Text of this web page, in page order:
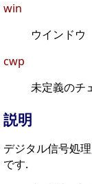
win
ウインドウ
cwp
未定義のチ
説明
デジタル信号処
です.